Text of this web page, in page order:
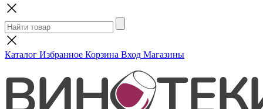
Каталог Избранное Корзина Вход Магазины